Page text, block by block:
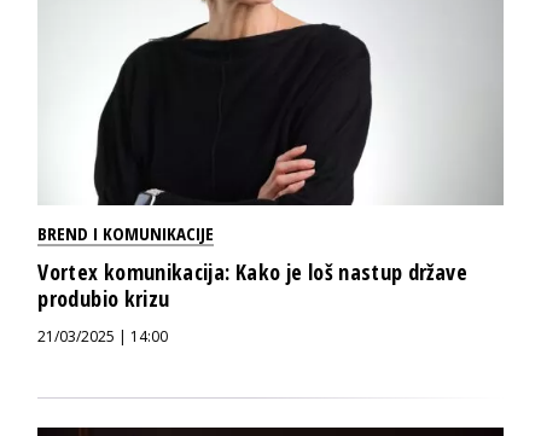
BREND I KOMUNIKACIJE
Vortex komunikacija: Kako je loš nastup države
produbio krizu
21/03/2025 | 14:00